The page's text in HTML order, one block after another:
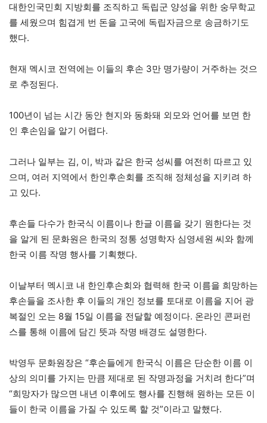
대한인국민회 지방회를 조직하고 독립군 양성을 위한 숭무학교
를 세웠으며 힘겹게 번 돈을 고국에 독립자금으로 송금하기도
했다.
현재 멕시코 전역에는 이들의 후손 3만 명가량이 거주하는 것으
로 추정된다.
100년이 넘는 시간 동안 현지와 동화돼 외모와 언어를 보면 한
인 후손임을 알기 어렵다.
그러나 일부는 김, 이, 박과 같은 한국 성씨를 여전히 따르고 있
으며, 여러 지역에서 한인후손회를 조직해 정체성을 지키려 하
고 있다.
후손들 다수가 한국식 이름이나 한글 이름을 갖기 원한다는 것
을 알게 된 문화원은 한국의 정통 성명학자 심영세원 씨와 함께
한국 이름 작명 행사를 기획했다.
이날부터 멕시코 내 한인후손회와 협력해 한국 이름을 희망하는
후손들을 조사한 후 이들의 개인 정보를 토대로 이름을 지어 광
복절인 오는 8월 15일 이름을 전달할 예정이다. 온라인 콘퍼런
스를 통해 이름에 담긴 뜻과 작명 배경도 설명한다.
박영두 문화원장은 “후손들에게 한국식 이름은 단순한 이름 이
상의 의미를 가지는 만큼 제대로 된 작명과정을 거치려 한다”며
“희망자가 많으면 내년 이후에도 행사를 진행해 원하는 모든 이
들이 한국 이름을 가질 수 있도록 할 것”이라고 말했다.